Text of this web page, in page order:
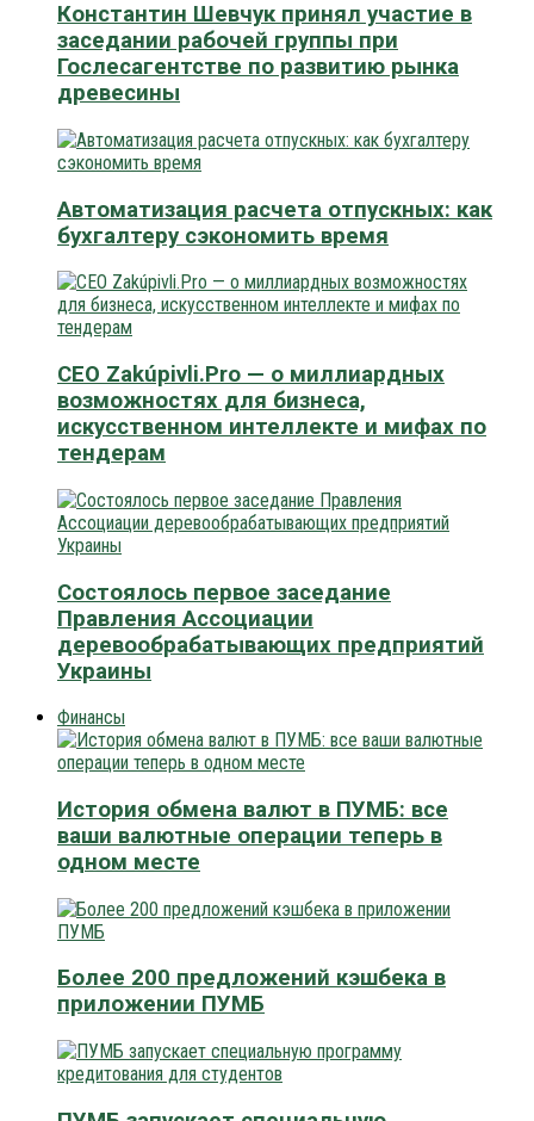
Константин Шевчук принял участие в
заседании рабочей группы при
Гослесагентстве по развитию рынка
древесины
Автоматизация расчета отпускных: как
бухгалтеру сэкономить время
CEO Zakúpivli.Pro — о миллиардных
возможностях для бизнеса,
искусственном интеллекте и мифах по
тендерам
Состоялось первое заседание
Правления Ассоциации
деревообрабатывающих предприятий
Украины
Финансы
История обмена валют в ПУМБ: все
ваши валютные операции теперь в
одном месте
Более 200 предложений кэшбека в
приложении ПУМБ